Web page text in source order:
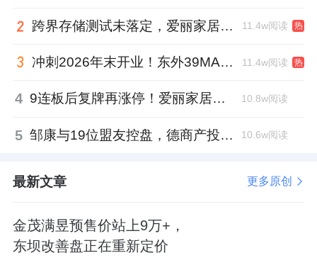
凭借“听声辨位、目视断源”的深厚功力，他能
从容应对大理石幕墙毫米级修复、高空管网精
气的双重展示。
在永升服务南京公司，他带领团队攻克超300
99.8%，用一根安全绳织就了坚实的安全轨
他的故事，不仅是一位工匠的坚守，更是永升
跨界存储测试未落定，爱丽家居复牌前自揭多重风险 11.4w阅读 热
冲刺2026年末开业！东外39MALL全球招商启幕，重构东直门商圈格局 11.4w阅读 热
4 9连板后复牌再涨停！爱丽家居市盈率318倍，跨界收购案尚未落地 10.8w阅读
5 邹康与19位盟友控盘，德商产投服务散户绝迹 10.6w阅读
最新文章 更多原创
金茂满昱预售价站上9万+，
东坝改善盘正在重新定价